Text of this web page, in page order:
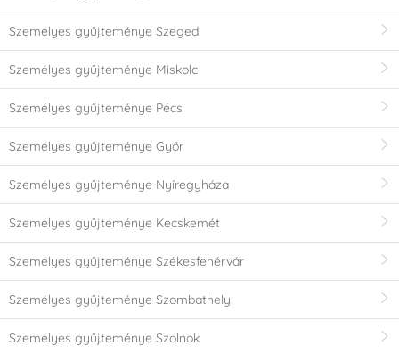
Személyes gyűjteménye Szeged
Személyes gyűjteménye Miskolc
Személyes gyűjteménye Pécs
Személyes gyűjteménye Győr
Személyes gyűjteménye Nyíregyháza
Személyes gyűjteménye Kecskemét
Személyes gyűjteménye Székesfehérvár
Személyes gyűjteménye Szombathely
Személyes gyűjteménye Szolnok